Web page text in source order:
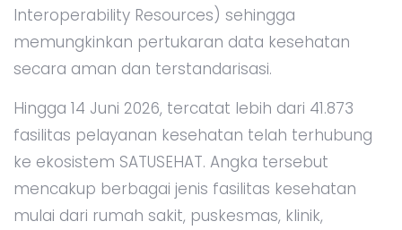
Interoperability Resources) sehingga
memungkinkan pertukaran data kesehatan
secara aman dan terstandarisasi.
Hingga 14 Juni 2026, tercatat lebih dari 41.873
fasilitas pelayanan kesehatan telah terhubung
ke ekosistem SATUSEHAT. Angka tersebut
mencakup berbagai jenis fasilitas kesehatan
mulai dari rumah sakit, puskesmas, klinik,